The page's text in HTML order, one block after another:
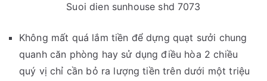
Suoi dien sunhouse shd 7073
Không mất quá lắm tiền để dựng quạt sưởi chung
quanh căn phòng hay sử dụng điều hòa 2 chiều
quý vị chỉ cần bỏ ra lượng tiền trên dưới một triệu